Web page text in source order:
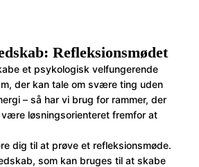
Refleksionsmødet
et psykologisk velfungerende
der kan tale om svære ting uden
– så har vi brug for rammer, der
løsningsorienteret fremfor at
dig til at prøve et refleksionsmøde.
som kan bruges til at skabe